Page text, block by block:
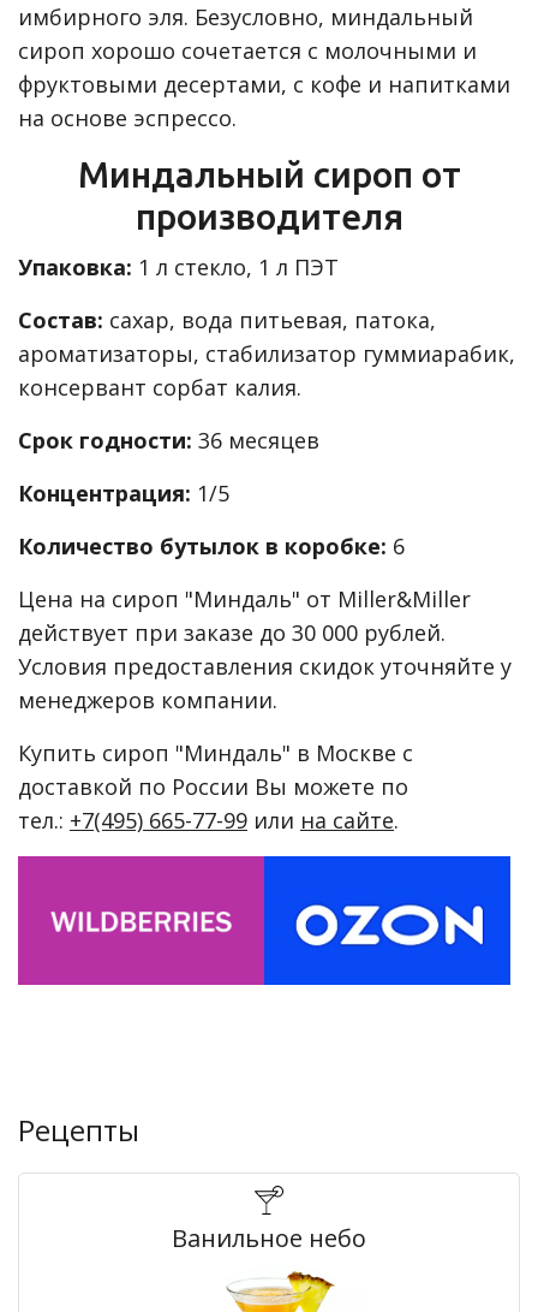
имбирного эля. Безусловно, миндальный
сироп хорошо сочетается с молочными и
фруктовыми десертами, с кофе и напитками
на основе эспрессо.
Миндальный сироп от
производителя
Упаковка: 1 л стекло, 1 л ПЭТ
Состав: сахар, вода питьевая, патока,
ароматизаторы, стабилизатор гуммиарабик,
консервант сорбат калия.
Срок годности: 36 месяцев
Концентрация: 1/5
Количество бутылок в коробке: 6
Цена на сироп "Миндаль" от Miller&Miller
действует при заказе до 30 000 рублей.
Условия предоставления скидок уточняйте у
менеджеров компании.
Купить сироп "Миндаль" в Москве с
доставкой по России Вы можете по
тел.: +7(495) 665-77-99 или на сайте.
Рецепты
Ванильное небо